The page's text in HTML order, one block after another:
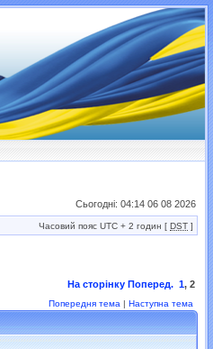
Сьогодні: 04:14 06 08 2026
Часовий пояс UTC + 2 годин [ DST ]
На сторінку Поперед. 1, 2
Попередня тема | Наступна тема